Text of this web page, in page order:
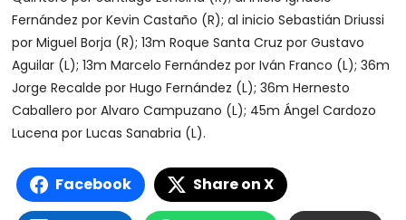
Fernández por Kevin Castaño (R); al inicio Sebastián Driussi
por Miguel Borja (R); 13m Roque Santa Cruz por Gustavo
Aguilar (L); 13m Marcelo Fernández por Iván Franco (L); 36m
Jorge Recalde por Hugo Fernández (L); 36m Hernesto
Caballero por Alvaro Campuzano (L); 45m Ángel Cardozo
Lucena por Lucas Sanabria (L).
Facebook Share on X